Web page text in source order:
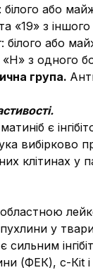
білого або
«19» з
білого або
з одного
група.
є
вибірково
клітинах у
у
є сильним
(ФЕК), с-Кit